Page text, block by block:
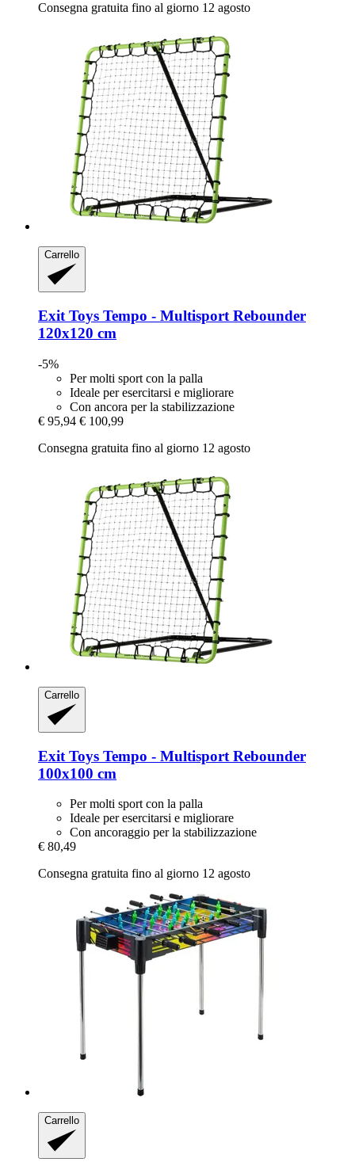
Consegna gratuita fino al giorno 12 agosto
Carrello
Exit Toys Tempo -​ Multisport Rebounder
120x120 cm
-5%
Per molti sport con la palla
Ideale per esercitarsi e migliorare
Con ancora per la stabilizzazione
€ 95,94 € 100,99
Consegna gratuita fino al giorno 12 agosto
Carrello
Exit Toys Tempo -​ Multisport Rebounder
100x100 cm
Per molti sport con la palla
Ideale per esercitarsi e migliorare
Con ancoraggio per la stabilizzazione
€ 80,49
Consegna gratuita fino al giorno 12 agosto
Carrello